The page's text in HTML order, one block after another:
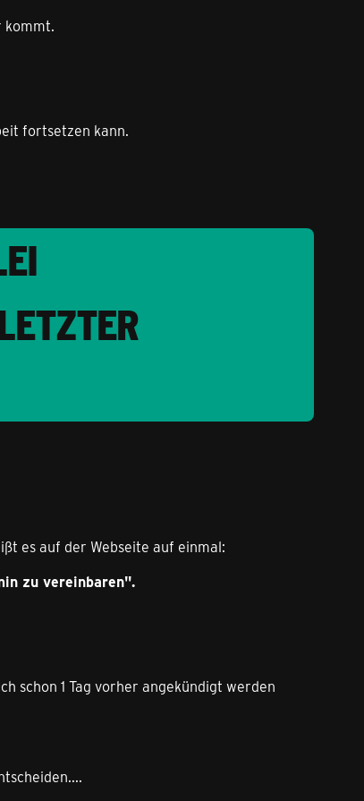
kommt.
fortsetzen kann.
es auf der Webseite auf einmal:
zu vereinbaren".
schon 1 Tag vorher angekündigt werden